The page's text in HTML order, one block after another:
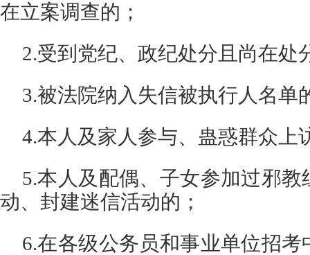
在立案调查的；
2.受到党纪、政纪处分且尚在处
3.被法院纳入失信被执行人名单
4.本人及家人参与、蛊惑群众上
5.本人及配偶、子女参加过邪
动、封建迷信活动的；
6.在各级公务员和事业单位招